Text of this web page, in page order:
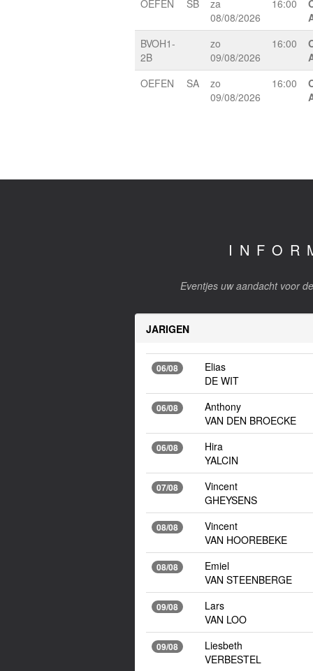
OEFEN SB
za
08/08/2026
16:00
BVOH1-
2B
zo
09/08/2026
16:00
OEFEN
SA
zo
09/08/2026
16:00
Eventjes uw aandacht voor
JARIGEN
06/08
Elias
DE WIT
06/08
Anthony
VAN DEN BROECKE
06/08
Hira
YALCIN
07/08
Vincent
GHEYSENS
08/08
Vincent
VAN HOOREBEKE
08/08
Emiel
VAN STEENBERGE
09/08
Lars
VAN LOO
09/08
Liesbeth
VERBESTEL